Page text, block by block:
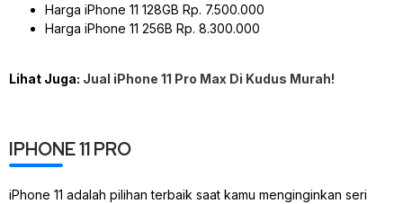
Harga iPhone 11 128GB Rp. 7.500.000
Harga iPhone 11 256B Rp. 8.300.000
Lihat Juga: Jual iPhone 11 Pro Max Di Kudus Murah!
IPHONE 11 PRO
iPhone 11 adalah pilihan terbaik saat kamu menginginkan seri